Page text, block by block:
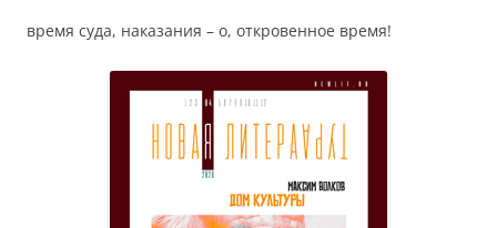
время суда, наказания – о, откровенное время!